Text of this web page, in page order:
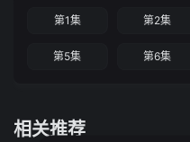
第1集 第2集
第5集 第6集
相关推荐